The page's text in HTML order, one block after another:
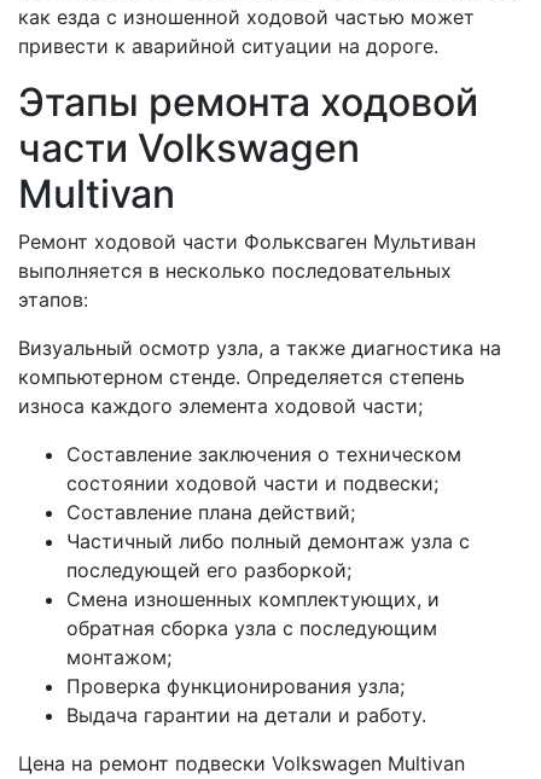
как езда с изношенной ходовой частью может
привести к аварийной ситуации на дороге.
Этапы ремонта ходовой
части Volkswagen
Multivan
Ремонт ходовой части Фольксваген Мультиван
выполняется в несколько последовательных
этапов:
Визуальный осмотр узла, а также диагностика на
компьютерном стенде. Определяется степень
износа каждого элемента ходовой части;
Составление заключения о техническом
состоянии ходовой части и подвески;
Составление плана действий;
Частичный либо полный демонтаж узла с
последующей его разборкой;
Смена изношенных комплектующих, и
обратная сборка узла с последующим
монтажом;
Проверка функционирования узла;
Выдача гарантии на детали и работу.
Цена на ремонт подвески Volkswagen Multivan